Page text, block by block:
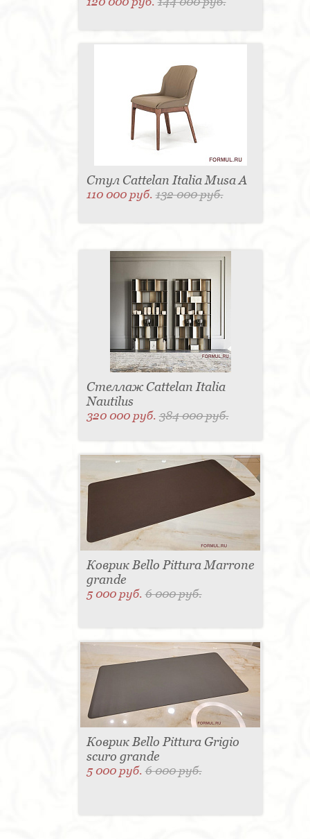
Стул Cattelan Italia Musa A
110 000 руб.132 000 руб.
Стеллаж Cattelan Italia
Nautilus
320 000 руб.384 000 руб.
Коврик Bello Pittura Marrone
grande
5 000 руб.6 000 руб.
Коврик Bello Pittura Grigio
scuro grande
5 000 руб.6 000 руб.